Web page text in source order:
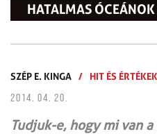
HATALMAS
SZÉP E. KINGA / HIT ÉS ÉRTÉKEK
2014. 04. 20.
Tudjuk-e, hogy mi van